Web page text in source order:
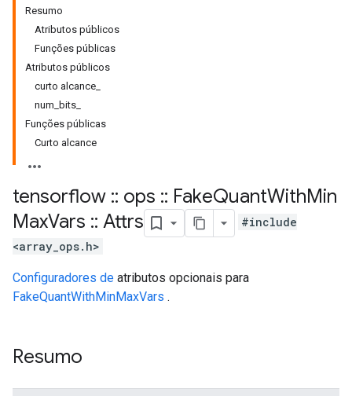
Resumo
Atributos públicos
Funções públicas
Atributos públicos
curto alcance_
num_bits_
Funções públicas
Curto alcance
tensorflow :: ops :: FakeQuantWithMin
MaxVars :: Attrs
#include
<array_ops.h>
Configuradores de atributos opcionais para
FakeQuantWithMinMaxVars .
Resumo